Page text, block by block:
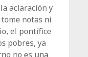
aclaración y
notas ni
el pontífice
pobres, ya
no es una